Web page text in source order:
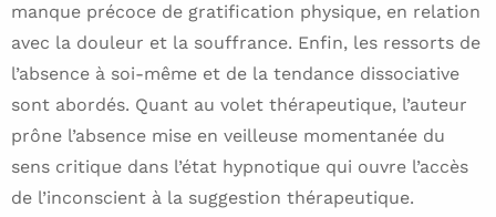
manque précoce de gratification physique, en relation
avec la douleur et la souffrance. Enfin, les ressorts de
l’absence à soi-même et de la tendance dissociative
sont abordés. Quant au volet thérapeutique, l’auteur
prône l’absence mise en veilleuse momentanée du
sens critique dans l’état hypnotique qui ouvre l’accès
de l’inconscient à la suggestion thérapeutique.